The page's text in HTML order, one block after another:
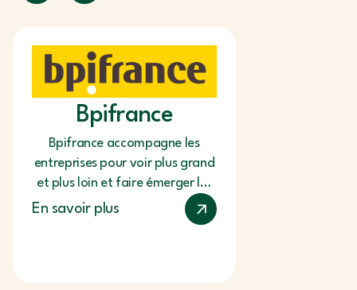
Bpifrance
Bpifrance accompagne les
entreprises pour voir plus grand
et plus loin et faire émerger les
champions de demain. De
En savoir plus